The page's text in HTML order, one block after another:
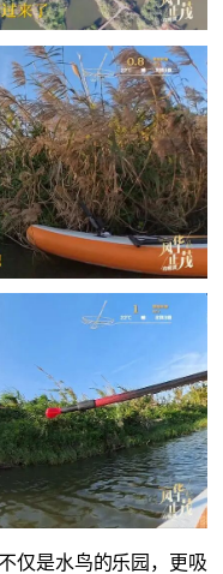
仅是水鸟的乐园，更吸